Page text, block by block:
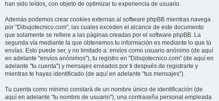
han sido leídos, con objeto de optimizar tu experiencia de usuario.
Además podemos crear cookies externas al software phpBB mientras navega
por "Dibujotecnico.com", las cuales exceden el alcance de este documento
que solamente se refiere a las páginas creadas por el software phpBB. La
segunda vía mediante la que obtenemos tu información es mediante lo que tú
envías. Esto puede ser, y no limitado a: envíos como usuario anónimo (de aquí
en adelante "envíos anónimos"), tu registro en "Dibujotecnico.com" (de aquí en
adelante "tu cuenta") y mensajes enviados por ti después de registrarte y
mientras te hayas identificado (de aquí en adelante "tus mensajes").
Tu cuenta como mínimo constará de un nombre único de identificación (de
aquí en adelante "tu nombre de usuario"), una contraseña personal empleada